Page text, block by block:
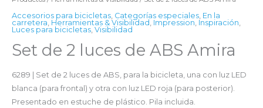
Accesorios para bicicletas, Categorías especiales, En la
carretera, Herramientas & Visibilidad , Impression, Inspiración,
Luces para bicicletas, Visibilidad
Set de 2 luces de ABS Amira
6289 | Set de 2 luces de ABS, para la bicicleta, una con luz LED
blanca (para frontal) y otra con luz LED roja (para posterior).
Presentado en estuche de plástico. Pila incluida.